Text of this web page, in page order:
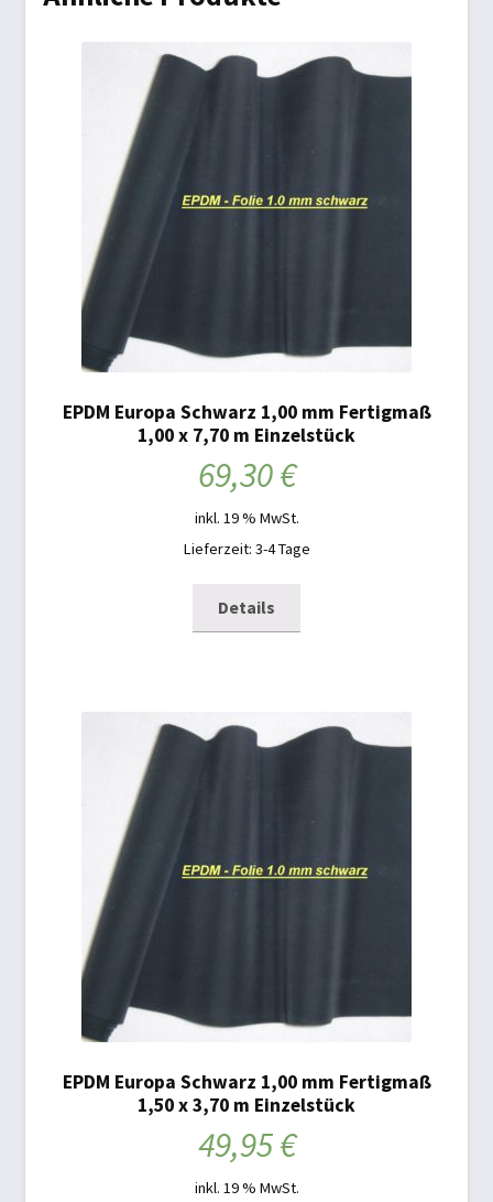
EPDM Europa Schwarz 1,00 mm Fertigmaß
1,00 x 7,70 m Einzelstück
69,30€
inkl. 19 % MwSt.
Lieferzeit: 3-4 Tage
Details
EPDM Europa Schwarz 1,00 mm Fertigmaß
1,50 x 3,70 m Einzelstück
49,95€
inkl. 19 % MwSt.